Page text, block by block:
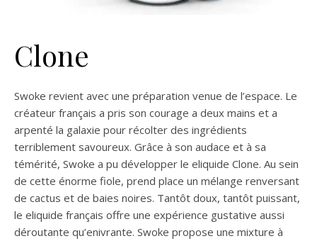
Clone
Swoke revient avec une préparation venue de l’espace. Le
créateur français a pris son courage a deux mains et a
arpenté la galaxie pour récolter des ingrédients
terriblement savoureux. Grâce à son audace et à sa
témérité, Swoke a pu développer le eliquide Clone. Au sein
de cette énorme fiole, prend place un mélange renversant
de cactus et de baies noires. Tantôt doux, tantôt puissant,
le eliquide français offre une expérience gustative aussi
déroutante qu’enivrante. Swoke propose une mixture à